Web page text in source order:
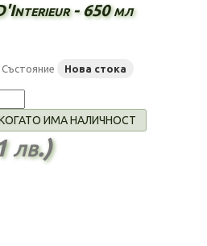
- 650 мл
Състояние Нова стока
ИМА НАЛИЧНОСТ
лв.)